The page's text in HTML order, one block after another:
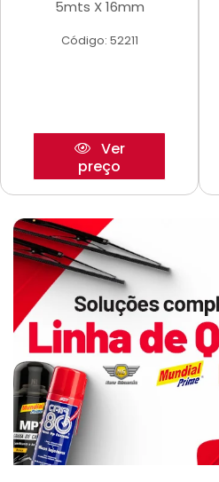
5mts X 16mm
Código: 52211
Ver
preço